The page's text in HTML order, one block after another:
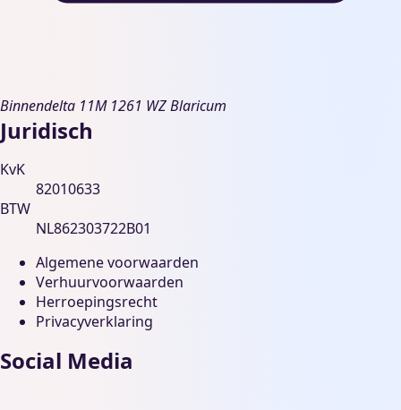
Binnendelta 11M 1261 WZ Blaricum
Juridisch
KvK
82010633
BTW
NL862303722B01
Algemene voorwaarden
Verhuurvoorwaarden
Herroepingsrecht
Privacyverklaring
Social Media